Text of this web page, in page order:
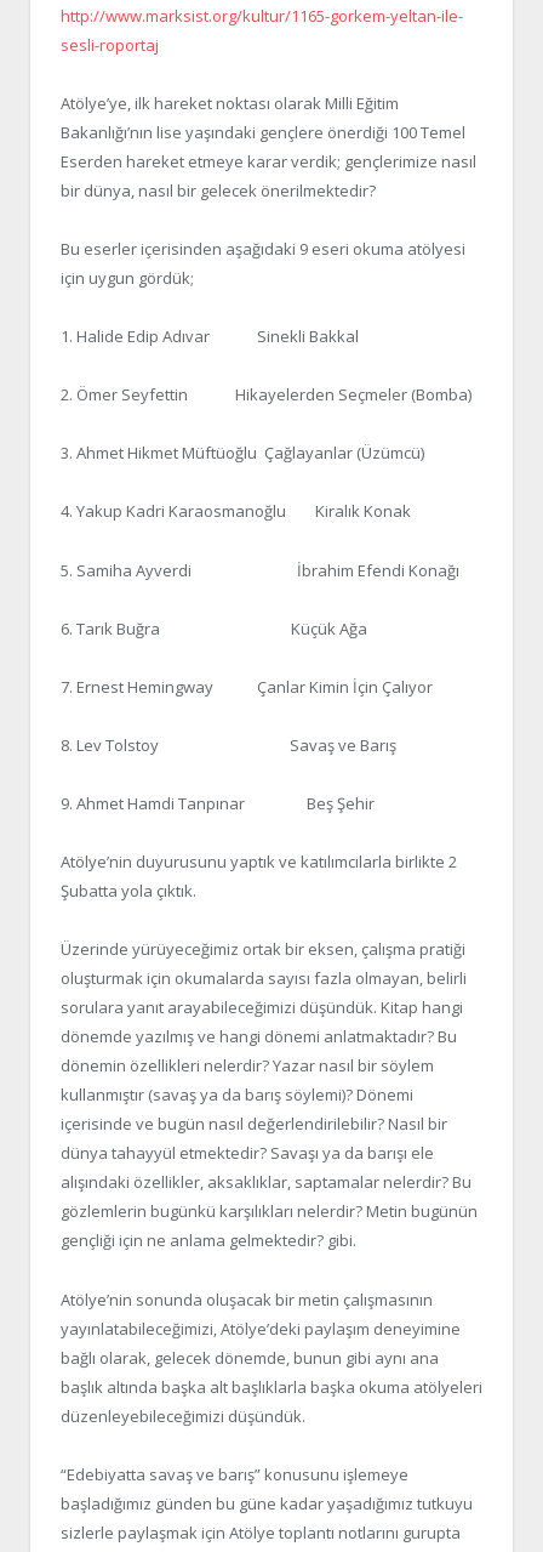
http://www.marksist.org/kultur/1165-gorkem-yeltan-ile-
sesli-roportaj
Atölye’ye, ilk hareket noktası olarak Milli Eğitim
Bakanlığı’nın lise yaşındaki gençlere önerdiği 100 Temel
Eserden hareket etmeye karar verdik; gençlerimize nasıl
bir dünya, nasıl bir gelecek önerilmektedir?
Bu eserler içerisinden aşağıdaki 9 eseri okuma atölyesi
için uygun gördük;
1. Halide Edip Adıvar Sinekli Bakkal
2. Ömer Seyfettin Hikayelerden Seçmeler (Bomba)
3. Ahmet Hikmet Müftüoğlu Çağlayanlar (Üzümcü)
4. Yakup Kadri Karaosmanoğlu Kiralık Konak
5. Samiha Ayverdi İbrahim Efendi Konağı
6. Tarık Buğra Küçük Ağa
7. Ernest Hemingway Çanlar Kimin İçin Çalıyor
8. Lev Tolstoy Savaş ve Barış
9. Ahmet Hamdi Tanpınar Beş Şehir
Atölye’nin duyurusunu yaptık ve katılımcılarla birlikte 2
Şubatta yola çıktık.
Üzerinde yürüyeceğimiz ortak bir eksen, çalışma pratiği
oluşturmak için okumalarda sayısı fazla olmayan, belirli
sorulara yanıt arayabileceğimizi düşündük. Kitap hangi
dönemde yazılmış ve hangi dönemi anlatmaktadır? Bu
dönemin özellikleri nelerdir? Yazar nasıl bir söylem
kullanmıştır (savaş ya da barış söylemi)? Dönemi
içerisinde ve bugün nasıl değerlendirilebilir? Nasıl bir
dünya tahayyül etmektedir? Savaşı ya da barışı ele
alışındaki özellikler, aksaklıklar, saptamalar nelerdir? Bu
gözlemlerin bugünkü karşılıkları nelerdir? Metin bugünün
gençliği için ne anlama gelmektedir? gibi.
Atölye’nin sonunda oluşacak bir metin çalışmasının
yayınlatabileceğimizi, Atölye’deki paylaşım deneyimine
bağlı olarak, gelecek dönemde, bunun gibi aynı ana
başlık altında başka alt başlıklarla başka okuma atölyeleri
düzenleyebileceğimizi düşündük.
“Edebiyatta savaş ve barış” konusunu işlemeye
başladığımız günden bu güne kadar yaşadığımız tutkuyu
sizlerle paylaşmak için Atölye toplantı notlarını gurupta